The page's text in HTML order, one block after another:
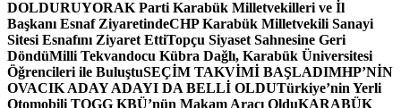
DOLDURUYORAK Parti Karabük Milletvekilleri ve İl
Başkanı Esnaf ZiyaretindeCHP Karabük Milletvekili Sanayi
Sitesi Esnafını Ziyaret EttiTopçu Siyaset Sahnesine Geri
DöndüMilli Tekvandocu Kübra Dağlı, Karabük Üniversitesi
Öğrencileri ile BuluştuSEÇİM TAKVİMİ BAŞLADIMHP’NİN
OVACIK ADAY ADAYI DA BELLİ OLDUTürkiye’nin Yerli
Otomobili TOGG KBÜ’nün Makam Aracı OlduKARABÜK